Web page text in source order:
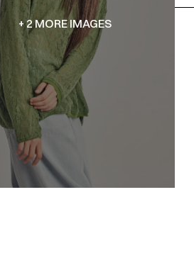
+ 2 MORE IMAGES